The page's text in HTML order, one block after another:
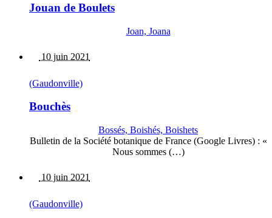
Jouan de Boulets
Joan, Joana
10 juin 2021
(Gaudonville)
Bouchès
Bossés, Boishés, Boishets
Bulletin de la Société botanique de France (Google Livres) : «
Nous sommes (…)
10 juin 2021
(Gaudonville)